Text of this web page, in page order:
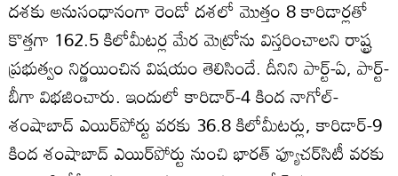
దశకు అనుసంధానంగా రెండో దశలో మొత్తం 8 కారిడార్లతో
కొత్తగా 162.5 కిలోమీటర్ల మేర మెట్రోను విస్తరించాలని రాష్ట్ర
ప్రభుత్వం నిర్ణయించిన విషయం తెలిసిందే. దీనిని పార్ట్‌-ఏ, పార్ట్‌-
బీగా విభజించారు. ఇందులో కారిడార్‌-4 కింద నాగోల్‌-
శంషాబాద్‌ ఎయిర్‌పోర్టు వరకు 36.8 కిలోమీటర్లు, కారిడార్‌-9
కింద శంషాబాద్‌ ఎయిర్‌పోర్టు నుంచి భారత్‌ ఫ్యూచర్‌సిటీ వరకు